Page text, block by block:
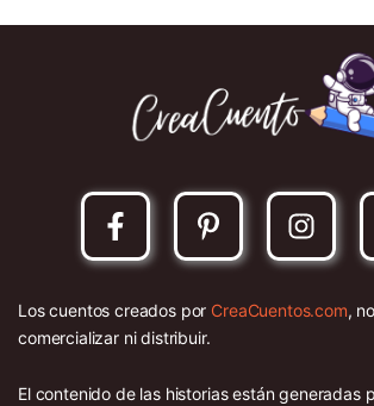
Los cuentos creados por CreaCuentos.com,
comercializar ni distribuir.
El contenido de las historias están generadas